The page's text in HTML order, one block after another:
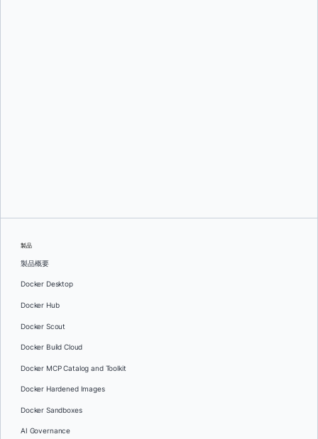
製品
製品概要
Docker Desktop
Docker Hub
Docker Scout
Docker Build Cloud
Docker MCP Catalog and Toolkit
Docker Hardened Images
Docker Sandboxes
AI Governance